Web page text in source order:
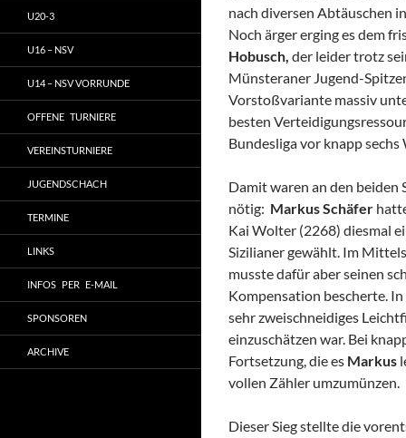
nach diversen Abtäuschen
Noch ärger erging es dem
Hobusch, der leider trotz
Münsteraner Jugend-
Vorstoßvariante massiv
besten
Bundesliga vor knapp sechs
Damit waren an den
nötig: Markus Schäfer
Kai Wolter (2268) diesmal
Sizilianer gewählt. Im
musste dafür aber seinen
Kompensation bescherte.
sehr zweischneidiges
einzuschätzen war. Bei
Fortsetzung, die es Markus
vollen Zähler umzumünzen.
Dieser Sieg stellte die
U20-3
U16 – NSV
U14 – NSV VORRUNDE
OFFENE TURNIERE
VEREINSTURNIERE
JUGENDSCHACH
TERMINE
LINKS
INFOS PER E-MAIL
SPONSOREN
ARCHIVE